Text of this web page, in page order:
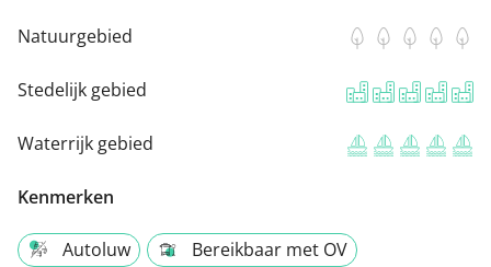
Natuurgebied
Stedelijk gebied
Waterrijk gebied
Kenmerken
Autoluw
Bereikbaar met OV